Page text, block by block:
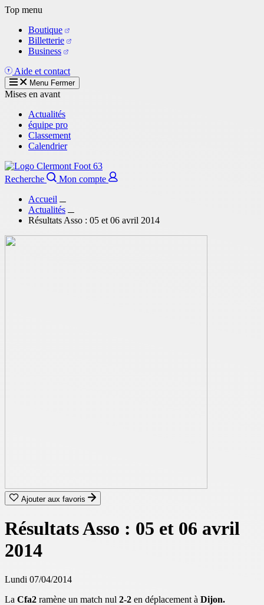
Aller
contenu
principal
Top menu
Boutique
Billetterie
Business
Aide et contact
Menu Fermer
Mises en avant
Actualités
équipe pro
Classement
Calendrier
Recherche
Mon compte
Accueil
Actualités
Résultats Asso : 05 et 06 avril 2014
Ajouter aux favoris
Résultats Asso : 05 et 06 avril
2014
Lundi 07/04/2014
La Cfa2 ramène un match nul 2-2 en déplacement à Dijon.